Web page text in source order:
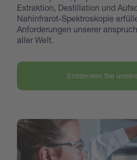
Extraktion, Destillation und
Nahinfrarot-Spektroskopie
Anforderungen unserer
aller Welt.
Entdecken Sie